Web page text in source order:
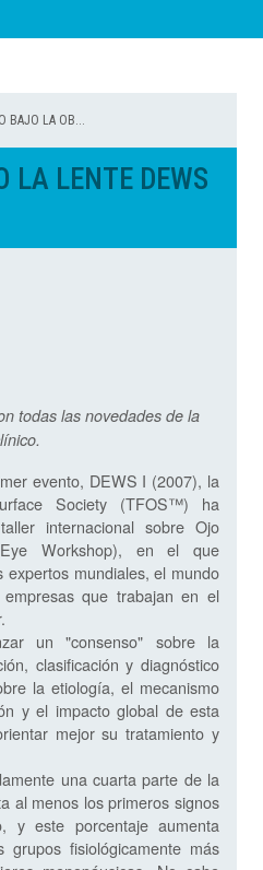
BAJO LA OB...
LA LENTE DEWS
todas las novedades de la
evento, DEWS I (2007), la
Society (TFOS™) ha
internacional sobre Ojo
Workshop), en el que
expertos mundiales, el mundo
que trabajan en el
un "consenso" sobre la
clasificación y diagnóstico
la etiología, el mecanismo
y el impacto global de esta
mejor su tratamiento y
una cuarta parte de la
al menos los primeros signos
y este porcentaje aumenta
grupos fisiológicamente más